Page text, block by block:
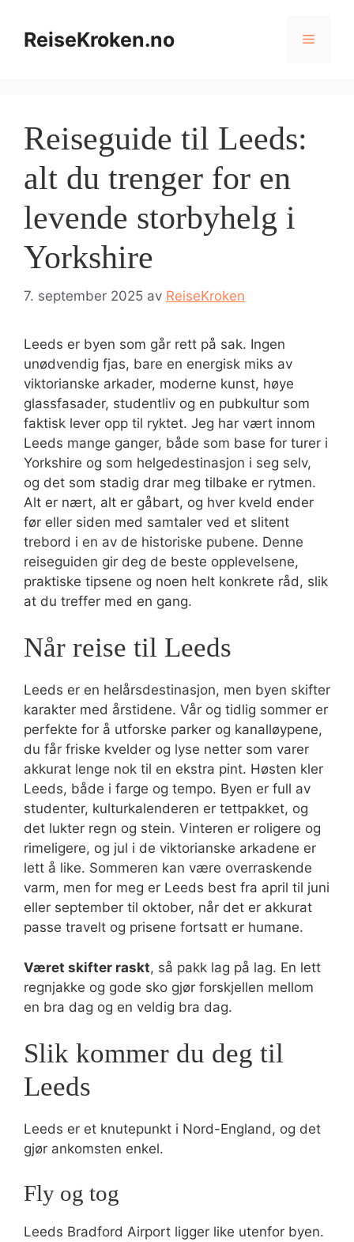
innholdReiseKroken.no Meny
Reiseguide til Leeds:
alt du trenger for en
levende storbyhelg i
Yorkshire
7. september 2025 av ReiseKroken
Leeds er byen som går rett på sak. Ingen
unødvendig fjas, bare en energisk miks av
viktorianske arkader, moderne kunst, høye
glassfasader, studentliv og en pubkultur som
faktisk lever opp til ryktet. Jeg har vært innom
Leeds mange ganger, både som base for turer i
Yorkshire og som helgedestinasjon i seg selv,
og det som stadig drar meg tilbake er rytmen.
Alt er nært, alt er gåbart, og hver kveld ender
før eller siden med samtaler ved et slitent
trebord i en av de historiske pubene. Denne
reiseguiden gir deg de beste opplevelsene,
praktiske tipsene og noen helt konkrete råd, slik
at du treffer med en gang.
Når reise til Leeds
Leeds er en helårsdestinasjon, men byen skifter
karakter med årstidene. Vår og tidlig sommer er
perfekte for å utforske parker og kanalløypene,
du får friske kvelder og lyse netter som varer
akkurat lenge nok til en ekstra pint. Høsten kler
Leeds, både i farge og tempo. Byen er full av
studenter, kulturkalenderen er tettpakket, og
det lukter regn og stein. Vinteren er roligere og
rimeligere, og jul i de viktorianske arkadene er
lett å like. Sommeren kan være overraskende
varm, men for meg er Leeds best fra april til juni
eller september til oktober, når det er akkurat
passe travelt og prisene fortsatt er humane.
Været skifter raskt, så pakk lag på lag. En lett
regnjakke og gode sko gjør forskjellen mellom
en bra dag og en veldig bra dag.
Slik kommer du deg til
Leeds
Leeds er et knutepunkt i Nord-England, og det
gjør ankomsten enkel.
Fly og tog
Leeds Bradford Airport ligger like utenfor byen.